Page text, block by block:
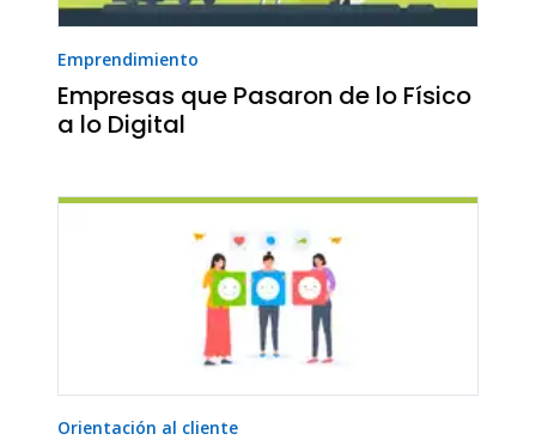
Emprendimiento
Empresas que Pasaron de lo Físico
a lo Digital
Orientación al cliente